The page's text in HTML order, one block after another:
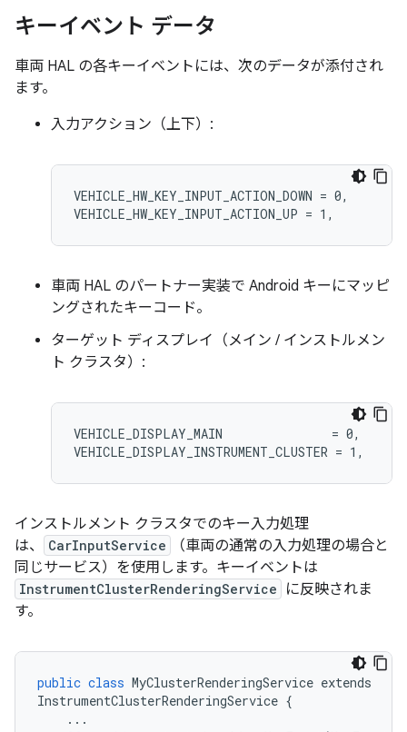
キーイベント データ
車両 HAL の各キーイベントには、次のデータが添付され
ます。
入力アクション（上下）:
VEHICLE_HW_KEY_INPUT_ACTION_DOWN = 0,
VEHICLE_HW_KEY_INPUT_ACTION_UP = 1,
車両 HAL のパートナー実装で Android キーにマッピ
ングされたキーコード。
ターゲット ディスプレイ（メイン / インストルメン
ト クラスタ）:
VEHICLE_DISPLAY_MAIN               = 0,
VEHICLE_DISPLAY_INSTRUMENT_CLUSTER = 1,
インストルメント クラスタでのキー入力処理
は、
CarInputService
（車両の通常の入力処理の場合と
同じサービス）を使用します。キーイベントは
InstrumentClusterRenderingService
に反映されま
す。
public class MyClusterRenderingService extends
InstrumentClusterRenderingService {
...